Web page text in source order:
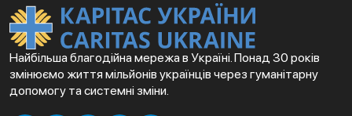
Найбільша благодійна мережа в Україні. Понад 30 років
змінюємо життя мільйонів українців через гуманітарну
допомогу та системні зміни.